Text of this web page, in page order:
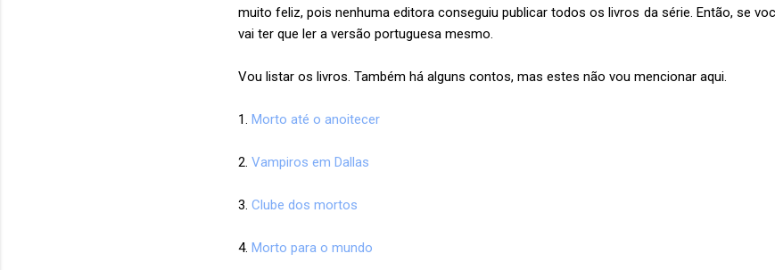
muito feliz, pois nenhuma editora conseguiu publicar todos os livros da série. Então, se
vai ter que ler a versão portuguesa mesmo.
Vou listar os livros. Também há alguns contos, mas estes não vou mencionar aqui.
1. Morto até o anoitecer
2. Vampiros em Dallas
3. Clube dos mortos
4. Morto para o mundo